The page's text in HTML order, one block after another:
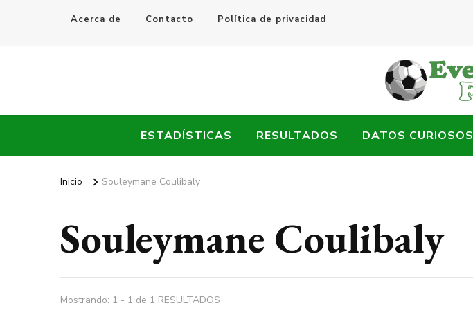
Acerca de Contacto Política de privacidad
Every Fútbol
ESTADÍSTICAS RESULTADOS DATOS CURIOSOS
Inicio Souleymane Coulibaly
Souleymane Coulibaly
Mostrando: 1 - 1 de 1 RESULTADOS